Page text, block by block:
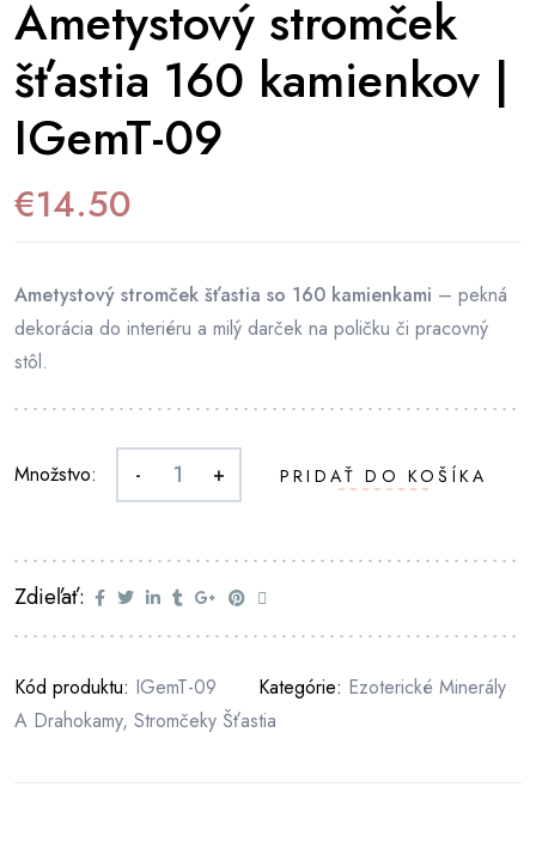
Ametystový stromček
šťastia 160 kamienkov |
IGemT-09
€14.50
Ametystový stromček šťastia so 160 kamienkami – pekná
dekorácia do interiéru a milý darček na poličku či pracovný
stôl.
Množstvo: - + PRIDAŤ DO KOŠÍKA
Zdieľať:
Kód produktu: IGemT-09 Kategórie: Ezoterické Minerály
A Drahokamy, Stromčeky Šťastia